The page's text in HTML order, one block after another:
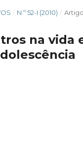
/ N.º 52-I (2010) /
na vida